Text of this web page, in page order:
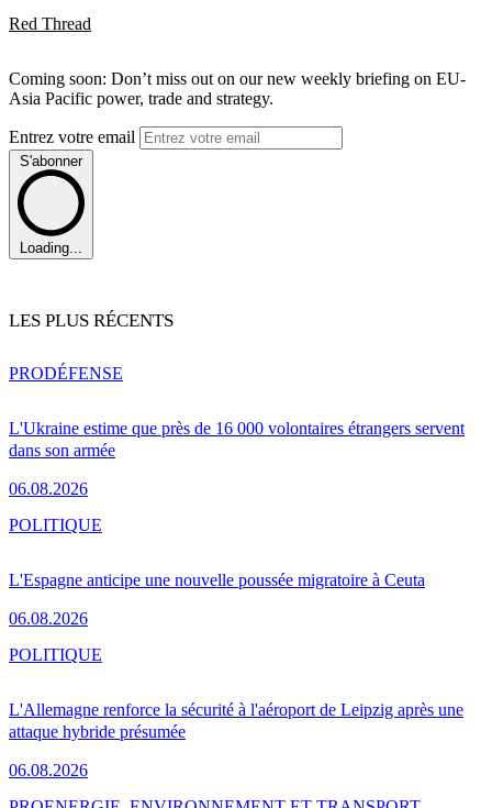
Red Thread
Coming soon: Don’t miss out on our new weekly briefing on EU-
Asia Pacific power, trade and strategy.
Entrez votre email
S'abonner
Loading...
LES PLUS RÉCENTS
L'Ukraine estime que près de 16 000 volontaires étrangers servent
dans son armée
06.08.2026
PRODÉFENSE
L'Espagne anticipe une nouvelle poussée migratoire à Ceuta
06.08.2026
POLITIQUE
L'Allemagne renforce la sécurité à l'aéroport de Leipzig après une
attaque hybride présumée
06.08.2026
POLITIQUE